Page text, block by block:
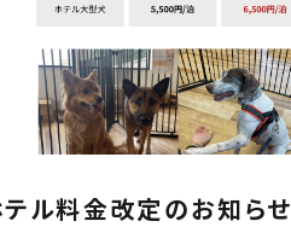
テル料金改定のお知らせ